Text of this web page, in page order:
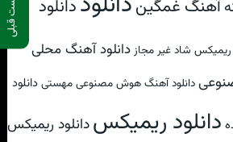
پست قبلی آهنگ غمگین
دانلود
ریمیکس شاد غیر مجاز دانلود آهنگ محلی
دانلود آهنگ هوش مصنوعی مهستیدانلود
دانلود ریمیکسدانلود ریمیکس